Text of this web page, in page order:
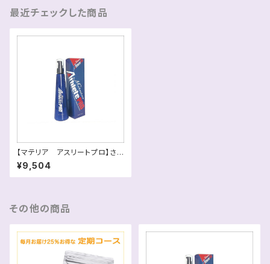
最近チェックした商品
【マテリア アスリートプロ】さら
ば筋肉痛！驚きの乳酸菌効果！！
送料別
¥9,504
その他の商品